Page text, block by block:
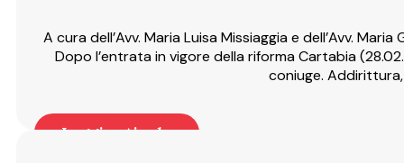
A cura dell’Avv. Maria Luisa Missiaggia e dell’Avv.
Dopo l’entrata in vigore della riforma Cartabia
coniuge.
Leggi articolo